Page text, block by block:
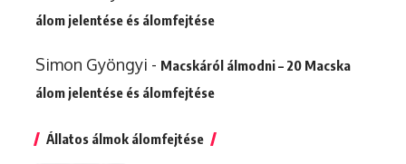
álom jelentése és álomfejtése
Simon Gyöngyi - Macskáról álmodni – 20 Macska
álom jelentése és álomfejtése
Állatos álmok álomfejtése